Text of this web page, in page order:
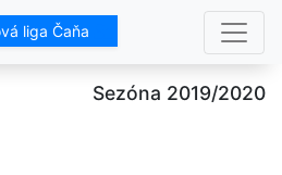
liga Čaňa
Sezóna 2019/2020